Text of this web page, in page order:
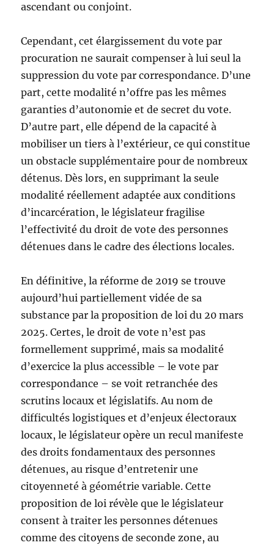
ascendant ou conjoint.
Cependant, cet élargissement du vote par
procuration ne saurait compenser à lui seul la
suppression du vote par correspondance. D’une
part, cette modalité n’offre pas les mêmes
garanties d’autonomie et de secret du vote.
D’autre part, elle dépend de la capacité à
mobiliser un tiers à l’extérieur, ce qui constitue
un obstacle supplémentaire pour de nombreux
détenus. Dès lors, en supprimant la seule
modalité réellement adaptée aux conditions
d’incarcération, le législateur fragilise
l’effectivité du droit de vote des personnes
détenues dans le cadre des élections locales.
En définitive, la réforme de 2019 se trouve
aujourd’hui partiellement vidée de sa
substance par la proposition de loi du 20 mars
2025. Certes, le droit de vote n’est pas
formellement supprimé, mais sa modalité
d’exercice la plus accessible – le vote par
correspondance – se voit retranchée des
scrutins locaux et législatifs. Au nom de
difficultés logistiques et d’enjeux électoraux
locaux, le législateur opère un recul manifeste
des droits fondamentaux des personnes
détenues, au risque d’entretenir une
citoyenneté à géométrie variable. Cette
proposition de loi révèle que le législateur
consent à traiter les personnes détenues
comme des citoyens de seconde zone, au